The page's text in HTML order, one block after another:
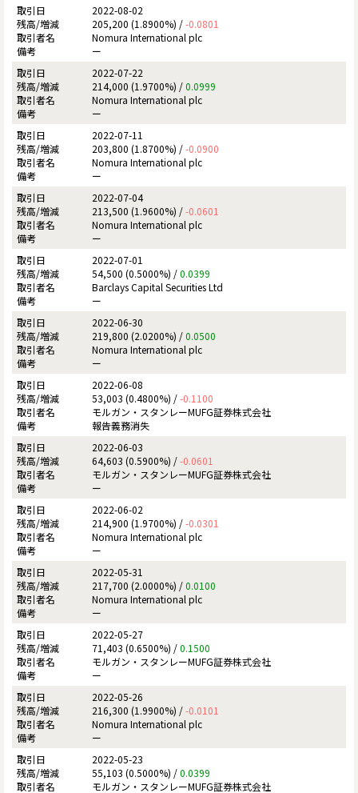
2022-08-02
205,200 (1.8900%) /-0.0801
Nomura International plc
ー
2022-07-22
214,000 (1.9700%) /0.0999
Nomura International plc
ー
2022-07-11
203,800 (1.8700%) /-0.0900
Nomura International plc
ー
2022-07-04
213,500 (1.9600%) /-0.0601
Nomura International plc
ー
2022-07-01
54,500 (0.5000%) /0.0399
Barclays Capital Securities Ltd
ー
2022-06-30
219,800 (2.0200%) /0.0500
Nomura International plc
ー
2022-06-08
53,003 (0.4800%) /-0.1100
モルガン・スタンレーMUFG証券株式会社
報告義務消失
2022-06-03
64,603 (0.5900%) /-0.0601
モルガン・スタンレーMUFG証券株式会社
ー
2022-06-02
214,900 (1.9700%) /-0.0301
Nomura International plc
ー
2022-05-31
217,700 (2.0000%) /0.0100
Nomura International plc
ー
2022-05-27
71,403 (0.6500%) /0.1500
モルガン・スタンレーMUFG証券株式会社
ー
2022-05-26
216,300 (1.9900%) /-0.0101
Nomura International plc
ー
2022-05-23
55,103 (0.5000%) /0.0399
モルガン・スタンレーMUFG証券株式会社